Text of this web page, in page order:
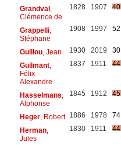
Grandval,
Clémence de
1828 1907 40
Grappelli,
Stéphane
1908 1997 52
Guillou, Jean 1930 2019
30
Guilmant,
Félix
Alexandre
1837 1911 44
Hasselmans
Alphonse
1845 1912 45
Heger, Robert 1886 1978
74
Herman,
Jules
1830 1911 44